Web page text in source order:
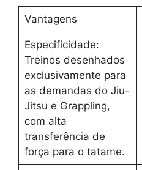
Vantagens
Especificidade:
Treinos desenhados
exclusivamente para
as demandas do Jiu-
Jitsu e Grappling,
com alta
transferência de
força para o tatame.